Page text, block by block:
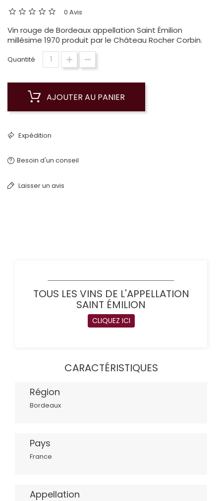
0 Avis
Vin rouge de Bordeaux appellation Saint Émilion
millésime 1970 produit par le Château Rocher Corbin.
Quantité
AJOUTER AU PANIER
Expédition
Besoin d'un conseil
Laisser un avis
TOUS LES VINS DE L'APPELLATION
SAINT ÉMILION
CLIQUEZ ICI
CARACTÉRISTIQUES
Région
Bordeaux
Pays
France
Appellation